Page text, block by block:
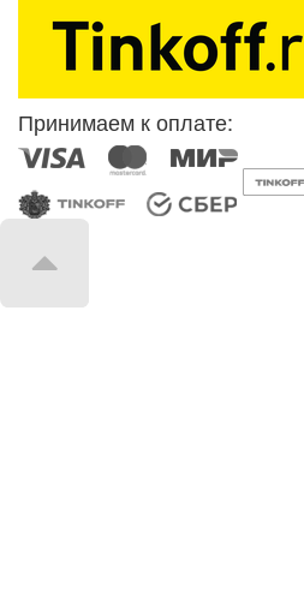
Принимаем к оплате: